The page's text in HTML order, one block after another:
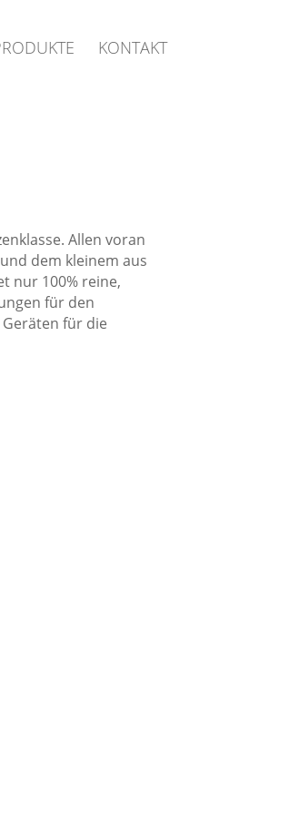
KONTAKT
Allen voran
dem kleinem aus
nur 100% reine,
für den
für die